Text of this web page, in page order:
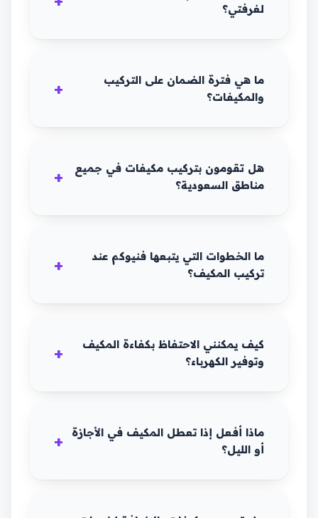
لغرفتي؟
ما هي فترة الضمان على التركيب
والمكيفات؟
هل تقومون بتركيب مكيفات في جميع
مناطق السعودية؟
ما الخطوات التي يتبعها فنيوكم عند
تركيب المكيف؟
كيف يمكنني الاحتفاظ بكفاءة المكيف
وتوفير الكهرباء؟
ماذا أفعل إذا تعطل المكيف في الأجازة
أو الليل؟